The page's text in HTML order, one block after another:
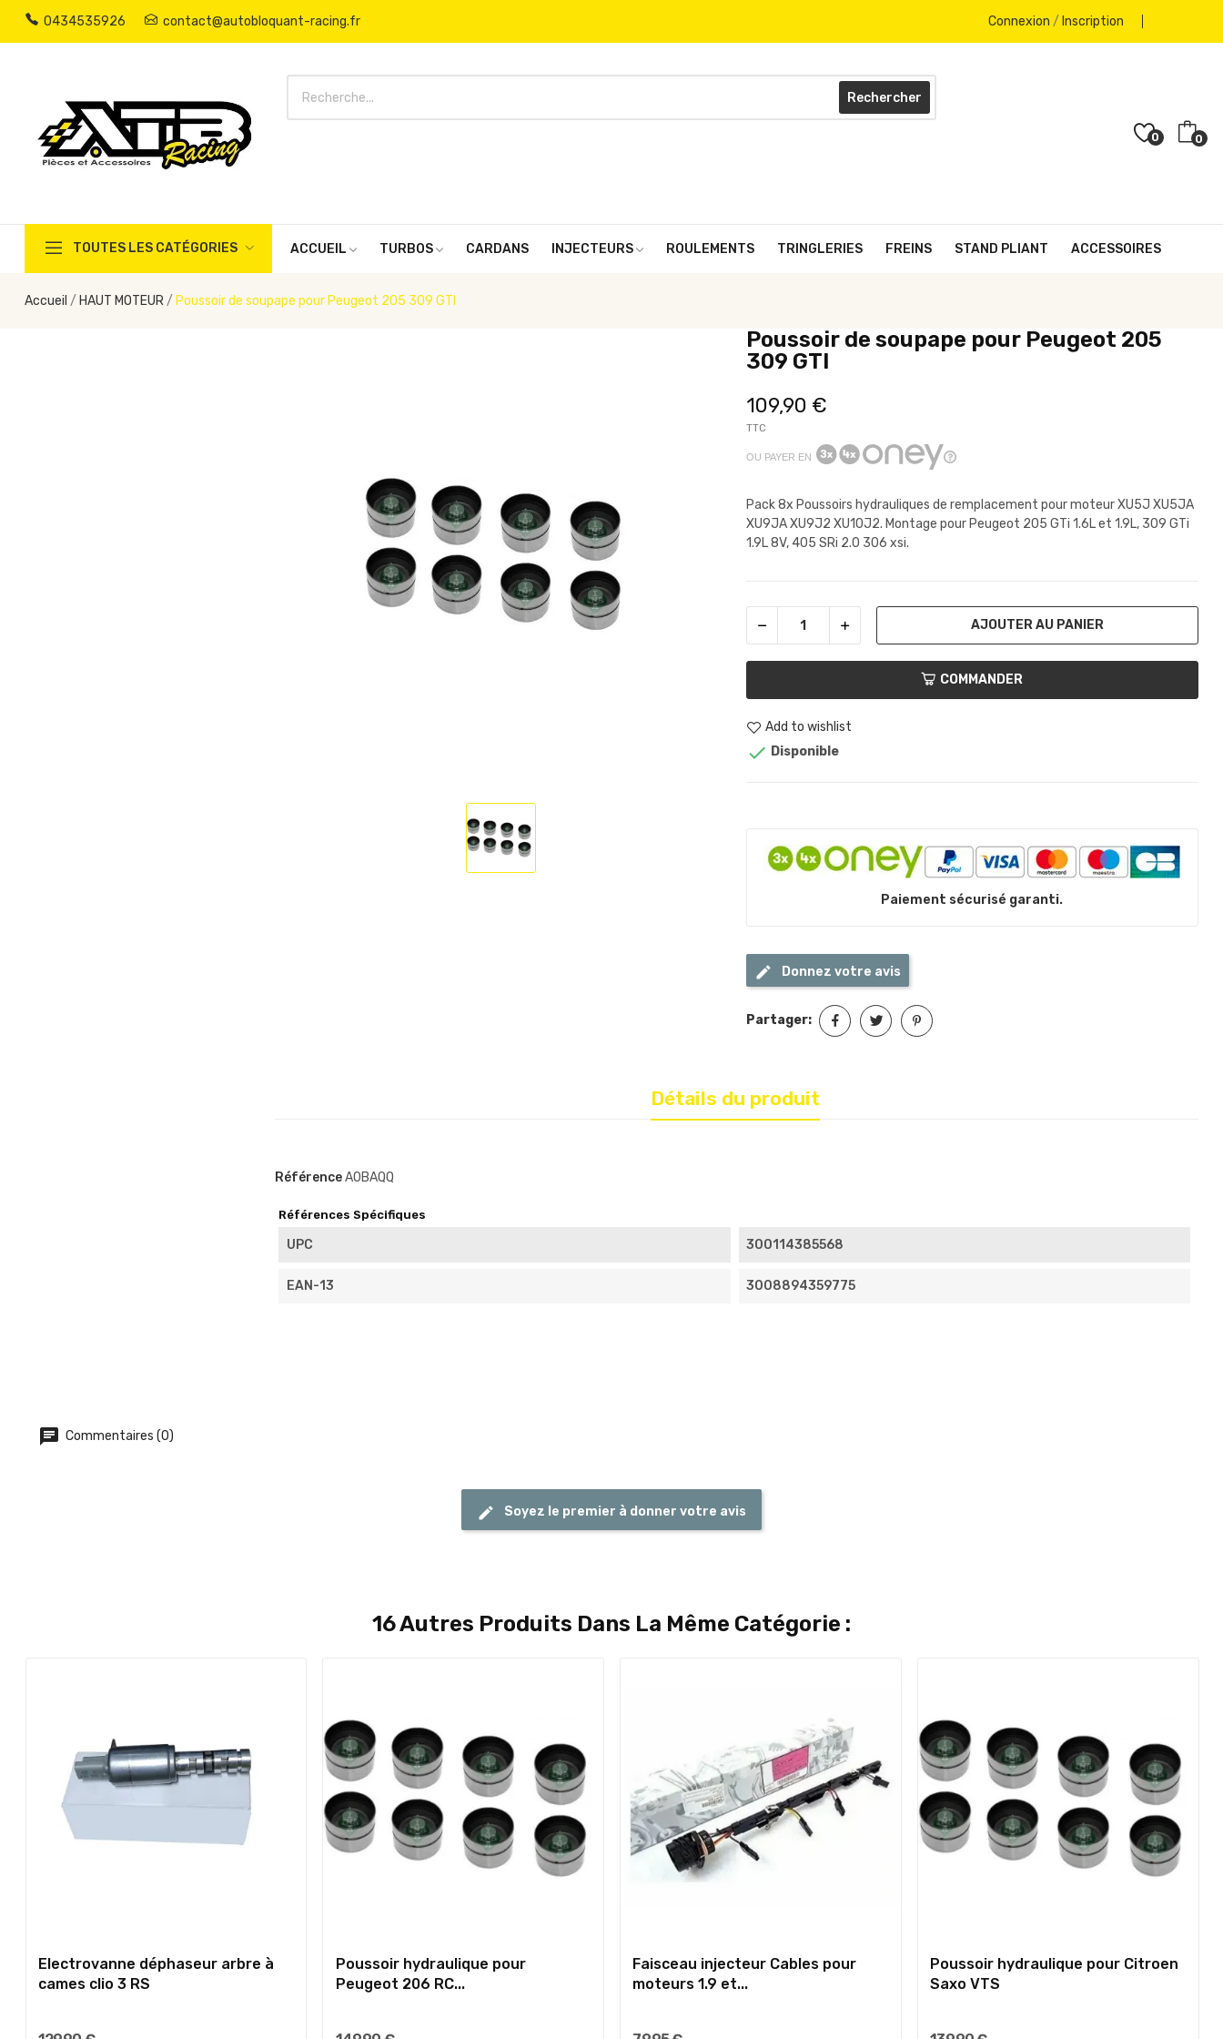
0434535926 contact@autobloquant-racing.fr Connexion / Inscription
Rechercher
0 0
TOUTES LES CATÉGORIES ACCUEIL TURBOS CARDANS INJECTEURS ROULEMENTS TRINGLERIES FREINS STAND PLIANT ACCESSOIRES
Accueil HAUT MOTEUR Poussoir de soupape pour Peugeot 205 309 GTI
Poussoir de soupape pour Peugeot 205
309 GTI
109,90 €
TTC
OU PAYER EN
Pack 8x Poussoirs hydrauliques de remplacement pour moteur XU5J XU5JA
XU9JA XU9J2 XU10J2. Montage pour Peugeot 205 GTi 1.6L et 1.9L, 309 GTi
1.9L 8V, 405 SRi 2.0 306 xsi.
AJOUTER AU PANIER
COMMANDER
Add to wishlist
 Disponible
Paiement sécurisé garanti.
Donnez votre avis
Partager:
Détails du produit
RéférenceA0BAQQ
Références Spécifiques
UPC 300114385568
EAN-13 3008894359775
Commentaires (0)
Soyez le premier à donner votre avis
16 Autres Produits Dans La Même Catégorie :
Electrovanne déphaseur arbre à
cames clio 3 RS
Poussoir hydraulique pour
Peugeot 206 RC...
Faisceau injecteur Cables pour
moteurs 1.9 et...
Poussoir hydraulique pour Citroen
Saxo VTS